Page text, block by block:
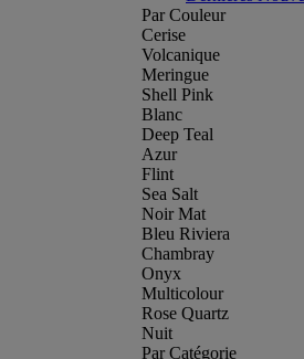
Par Couleur
Cerise
Volcanique
Meringue
Shell Pink
Blanc
Deep Teal
Azur
Flint
Sea Salt
Noir Mat
Bleu Riviera
Chambray
Onyx
Multicolour
Rose Quartz
Nuit
Par Catégorie